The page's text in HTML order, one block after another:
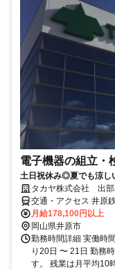
電子機器の組立・
土日祝休み◎夏でも涼し
タカヤ株式会社 出
交通・アクセス 井原
月給178,100円以上
岡山県井原市
勤務時間詳細 実働時
り20日 〜 21日 勤務
す。 残業は月平均10